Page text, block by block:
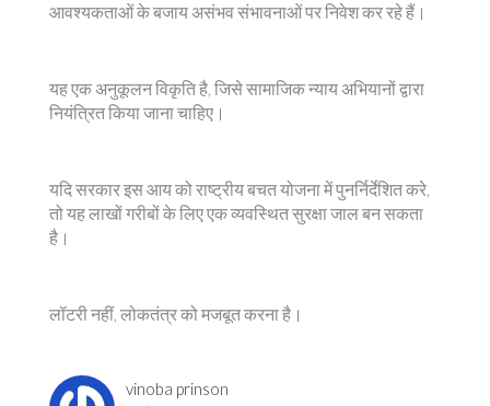
आवश्यकताओं के बजाय असंभव संभावनाओं पर निवेश कर रहे हैं।
यह एक अनुकूलन विकृति है, जिसे सामाजिक न्याय अभियानों द्वारा
नियंत्रित किया जाना चाहिए।
यदि सरकार इस आय को राष्ट्रीय बचत योजना में पुनर्निर्देशित करे,
तो यह लाखों गरीबों के लिए एक व्यवस्थित सुरक्षा जाल बन सकता
है।
लॉटरी नहीं, लोकतंत्र को मजबूत करना है।
vinoba prinson